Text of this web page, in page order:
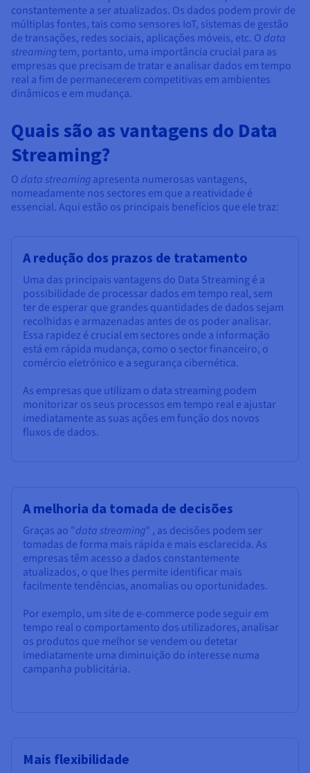
Preços
Disponibilidade por regiões
Documentação
Roadmap & Changelog
Observabilidade
Roadmap & Changelog
Roadmap & Changelog
Roadmap & Changelog
Roadmap & Changelog
constantemente a ser atualizados. Os dados podem provir de
múltiplas fontes, tais como sensores IoT, sistemas de gestão
de transações, redes sociais, aplicações móveis, etc. O data
streamingtem, portanto, uma importância crucial para as
empresas que precisam de tratar e analisar dados em tempo
real a fim de permanecerem competitivas em ambientes
dinâmicos e em mudança.
Quais são as vantagens do Data
Streaming?
O data streamingapresenta numerosas vantagens,
nomeadamente nos sectores em que a reatividade é
essencial. Aqui estão os principais benefícios que ele traz:
A redução dos prazos de tratamento
Uma das principais vantagens do Data Streaming é a
possibilidade de processar dados em tempo real, sem
ter de esperar que grandes quantidades de dados sejam
recolhidas e armazenadas antes de os poder analisar.
Essa rapidez é crucial em sectores onde a informação
está em rápida mudança, como o sector financeiro, o
comércio eletrónico e a segurança cibernética.
As empresas que utilizam o data streaming podem
monitorizar os seus processos em tempo real e ajustar
imediatamente as suas ações em função dos novos
fluxos de dados.
A melhoria da tomada de decisões
Graças ao "data streaming" , as decisões podem ser
tomadas de forma mais rápida e mais esclarecida. As
empresas têm acesso a dados constantemente
atualizados, o que lhes permite identificar mais
facilmente tendências, anomalias ou oportunidades.
Por exemplo, um site de e-commerce pode seguir em
tempo real o comportamento dos utilizadores, analisar
os produtos que melhor se vendem ou detetar
imediatamente uma diminuição do interesse numa
campanha publicitária.
Mais flexibilidade